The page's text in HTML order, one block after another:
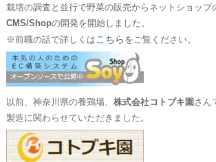
栽培の調査と並行で野菜の販売からネットショップ
CMS/Shopの開発を開始しました。
※前職の話で詳しくはこちら をご覧ください。
以前、神奈川県の養鶏場、 株式会社コトブキ園 さん
製造に関わらせていただきました。